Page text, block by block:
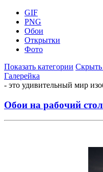
GIF
PNG
Обои
Открытки
Фото
Показать категории Скрыть
Галерейка
- это удивительный мир
Обои на рабочий стол